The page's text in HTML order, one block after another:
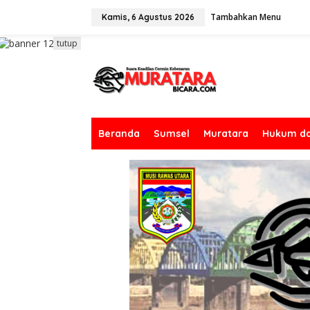
a
Kamis, 6 Agustus 2026 Tambahkan Menu
Beranda Sumsel Muratara Hukum
tutup